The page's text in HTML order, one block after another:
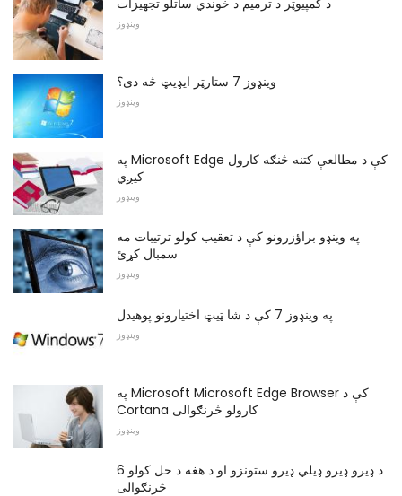
د کمپیوټر د ترمیم د خوندي ساتلو تجهیزات
وینډوز
وینډوز 7 ستارټر ایډیټ څه دی؟
وینډوز
په Microsoft Edge کې د مطالعې کتنه څنګه کارول
کیږي
وینډوز
په وینډو براؤزرونو کې د تعقیب کولو ترتیبات مه
سمبال کړئ
وینډوز
په وینډوز 7 کې د شا ټیټ اختیارونو پوهیدل
وینډوز
په Microsoft Microsoft Edge Browser کې د
Cortana کارولو څرنګوالی
وینډوز
6 د ډیرو ډیرو ډیلي ډیرو ستونزو او د هغه د حل کولو
څرنګوالی